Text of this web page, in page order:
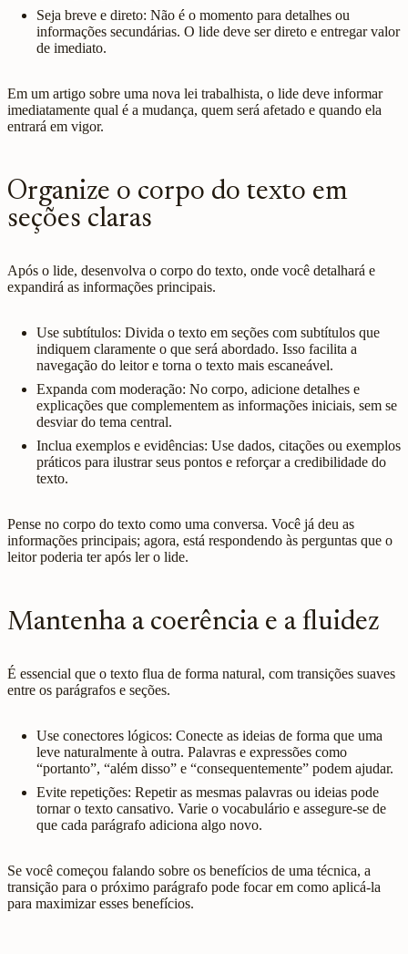
Seja breve e direto: Não é o momento para detalhes ou
informações secundárias. O lide deve ser direto e entregar valor
de imediato.
Em um artigo sobre uma nova lei trabalhista, o lide deve informar
imediatamente qual é a mudança, quem será afetado e quando ela
entrará em vigor.
Organize o corpo do texto em
seções claras
Após o lide, desenvolva o corpo do texto, onde você detalhará e
expandirá as informações principais.
Use subtítulos: Divida o texto em seções com subtítulos que
indiquem claramente o que será abordado. Isso facilita a
navegação do leitor e torna o texto mais escaneável.
Expanda com moderação: No corpo, adicione detalhes e
explicações que complementem as informações iniciais, sem se
desviar do tema central.
Inclua exemplos e evidências: Use dados, citações ou exemplos
práticos para ilustrar seus pontos e reforçar a credibilidade do
texto.
Pense no corpo do texto como uma conversa. Você já deu as
informações principais; agora, está respondendo às perguntas que o
leitor poderia ter após ler o lide.
Mantenha a coerência e a fluidez
É essencial que o texto flua de forma natural, com transições suaves
entre os parágrafos e seções.
Use conectores lógicos: Conecte as ideias de forma que uma
leve naturalmente à outra. Palavras e expressões como
“portanto”, “além disso” e “consequentemente” podem ajudar.
Evite repetições: Repetir as mesmas palavras ou ideias pode
tornar o texto cansativo. Varie o vocabulário e assegure-se de
que cada parágrafo adiciona algo novo.
Se você começou falando sobre os benefícios de uma técnica, a
transição para o próximo parágrafo pode focar em como aplicá-la
para maximizar esses benefícios.